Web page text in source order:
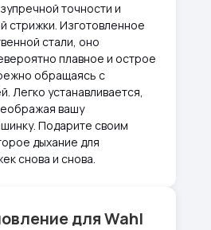
точности и
стрижки. Изготовленное
стали, оно
плавное и острое
обращаясь с
Легко устанавливается,
вашу
Подарите своим
дыхание для
снова и снова.
для Wahl